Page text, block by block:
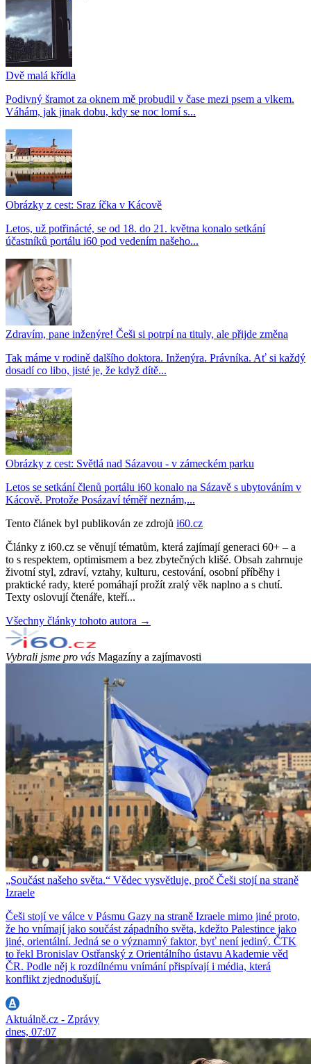
Dvě malá křídla
Podivný šramot za oknem mě probudil v čase mezi psem a vlkem.
Váhám, jak jinak dobu, kdy se noc lomí s...
Obrázky z cest: Sraz íčka v Kácově
Letos, už potřinácté, se od 18. do 21. května konalo setkání
účastníků portálu i60 pod vedením našeho...
Zdravím, pane inženýre! Češi si potrpí na tituly, ale přijde změna
Tak máme v rodině dalšího doktora. Inženýra. Právníka. Ať si každý
dosadí co libo, jisté je, že když dítě...
Obrázky z cest: Světlá nad Sázavou - v zámeckém parku
Letos se setkání členů portálu i60 konalo na Sázavě s ubytováním v
Kácově. Protože Posázaví téměř neznám,...
Tento článek byl publikován ze zdrojů i60.cz
Články z i60.cz se věnují tématům, která zajímají generaci 60+ – a
to s respektem, optimismem a bez zbytečných klišé. Obsah zahrnuje
životní styl, zdraví, vztahy, kulturu, cestování, osobní příběhy i
praktické rady, které pomáhají prožít zralý věk naplno a s chutí.
Texty oslovují čtenáře, kteří...
Všechny články tohoto autora →
Vybrali jsme pro vás Magazíny a zajímavosti
„Součást našeho světa.“ Vědec vysvětluje, proč Češi stojí na straně
Izraele
Češi stojí ve válce v Pásmu Gazy na straně Izraele mimo jiné proto,
že ho vnímají jako součást západního světa, kdežto Palestince jako
jiné, orientální. Jedná se o významný faktor, byť není jediný. ČTK
to řekl Bronislav Ostřanský z Orientálního ústavu Akademie věd
ČR. Podle něj k rozdílnému vnímání přispívají i média, která
konflikt zjednodušují.
Aktuálně.cz - Zprávy
dnes, 07:07